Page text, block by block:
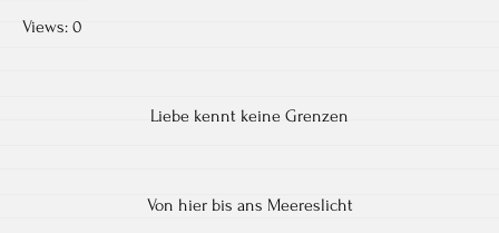
Views: 0
Liebe kennt keine Grenzen
Von hier bis ans Meereslicht